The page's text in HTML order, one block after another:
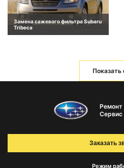
Замена сажевого фильтра Subaru
Tribeca
Показать
Ремонт
Сервис
Режим
Заказать